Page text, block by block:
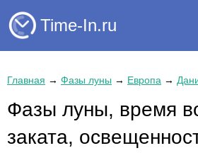
Time-In.ru
Главная → Фазы луны → Европа →
Фазы луны, время
заката,